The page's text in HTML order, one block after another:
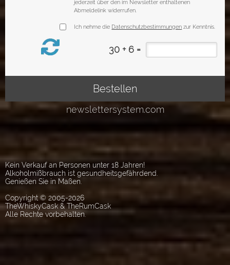
Kein Verkauf an Personen unter 18 Jahren!
Alkoholmißbrauch ist gesundheitsgefährdend.
Genießen Sie in Maßen.
Copyright © 2005-2026
TheWhiskyCask & TheRumCask
Alle Rechte vorbehalten.